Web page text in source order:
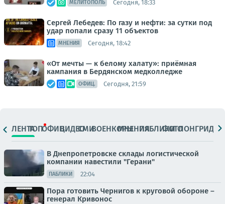
МЕЛИТОПОЛЬ Сегодня, 18:33
Сергей Лебедев: По газу и нефти: за сутки под
удар попали сразу 11 объектов
МНЕНИЯ Сегодня, 18:42
«От мечты — к белому халату»: приёмная
кампания в Бердянском медколледже
ОФИЦ. Сегодня, 21:59
ЛЕНТАТОПОФИЦ.ВИДЕОСМИВОЕНКОРЫМНЕНИЯПАБЛИКИ
ФОТОЛОНГРИДЫ
В Днепропетровске склады логистической
компании навестили "Герани"
ПАБЛИКИ 22:04
Пора готовить Чернигов к круговой обороне –
генерал Кривонос